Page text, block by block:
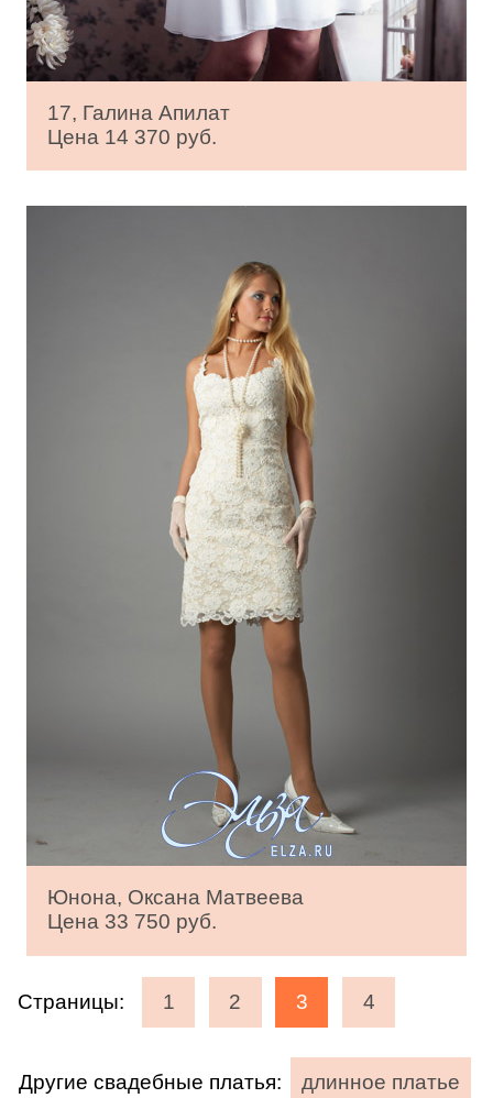
17, Галина Апилат
Цена 14 370 руб.
Юнона, Оксана Матвеева
Цена 33 750 руб.
Страницы: 1 2 3 4
Другие свадебные платья: длинное платье